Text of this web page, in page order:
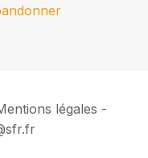
légales -